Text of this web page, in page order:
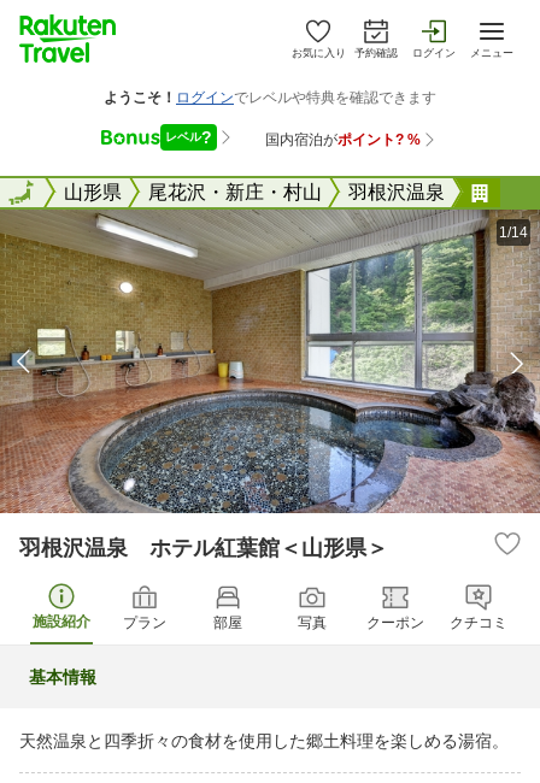
お気に入り 予約確認 ログイン メニュー
全国山形県 尾花沢・新庄・村山 羽根沢温泉
全国
1/14
羽根沢温泉 ホテル紅葉館＜山形県＞
施設紹介 プラン 部屋 写真 クーポン クチコミ
基本情報
天然温泉と四季折々の食材を使用した郷土料理を楽しめる湯宿。